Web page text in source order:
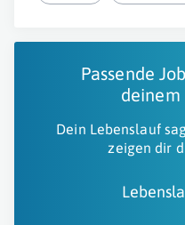
Passende
deinem
Dein Lebenslauf
zeigen dir